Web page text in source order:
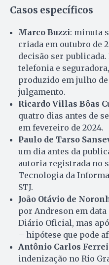
Casos específicos
Marco Buzzi: minuta
criada em outubro de
decisão ser
telefonia e
produzido em julho de
julgamento.
Ricardo Villas Bôas
quatro dias antes de
em fevereiro de 2024.
Paulo de Tarso
um dia antes da
autoria registrada no
Tecnologia da
STJ.
João Otávio de
por Andreson em
Diário Oficial, mas
– hipótese que pode
Antônio Carlos
indenização no Rio